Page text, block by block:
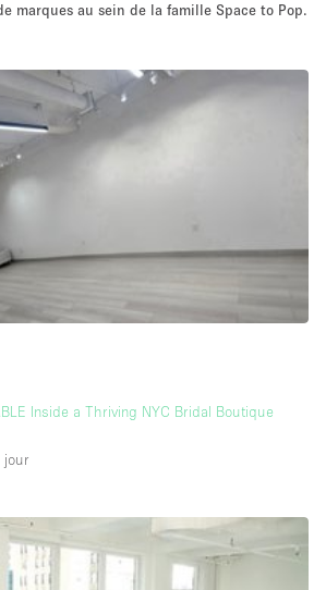
Événement Art Alimentation
marques au sein de la famille Space to Pop.
Inside a Thriving NYC Bridal Boutique
jour